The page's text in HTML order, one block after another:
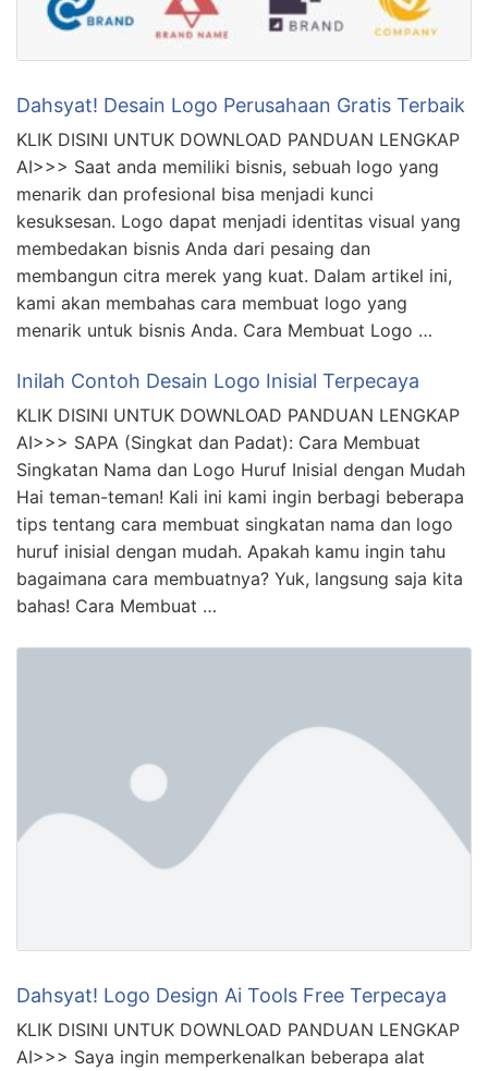
Dahsyat! Desain Logo Perusahaan Gratis Terbaik
KLIK DISINI UNTUK DOWNLOAD PANDUAN LENGKAP
AI>>> Saat anda memiliki bisnis, sebuah logo yang
menarik dan profesional bisa menjadi kunci
kesuksesan. Logo dapat menjadi identitas visual yang
membedakan bisnis Anda dari pesaing dan
membangun citra merek yang kuat. Dalam artikel ini,
kami akan membahas cara membuat logo yang
menarik untuk bisnis Anda. Cara Membuat Logo …
Inilah Contoh Desain Logo Inisial Terpecaya
KLIK DISINI UNTUK DOWNLOAD PANDUAN LENGKAP
AI>>> SAPA (Singkat dan Padat): Cara Membuat
Singkatan Nama dan Logo Huruf Inisial dengan Mudah
Hai teman-teman! Kali ini kami ingin berbagi beberapa
tips tentang cara membuat singkatan nama dan logo
huruf inisial dengan mudah. Apakah kamu ingin tahu
bagaimana cara membuatnya? Yuk, langsung saja kita
bahas! Cara Membuat …
Dahsyat! Logo Design Ai Tools Free Terpecaya
KLIK DISINI UNTUK DOWNLOAD PANDUAN LENGKAP
AI>>> Saya ingin memperkenalkan beberapa alat